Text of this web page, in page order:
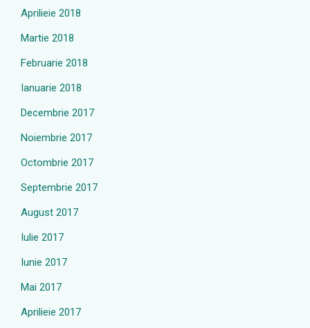
Aprilieie 2018
Martie 2018
Februarie 2018
Ianuarie 2018
Decembrie 2017
Noiembrie 2017
Octombrie 2017
Septembrie 2017
August 2017
Iulie 2017
Iunie 2017
Mai 2017
Aprilieie 2017